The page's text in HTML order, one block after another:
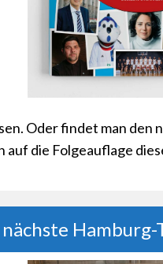
Oder findet man den
auf die Folgeauflage
Hamburg-